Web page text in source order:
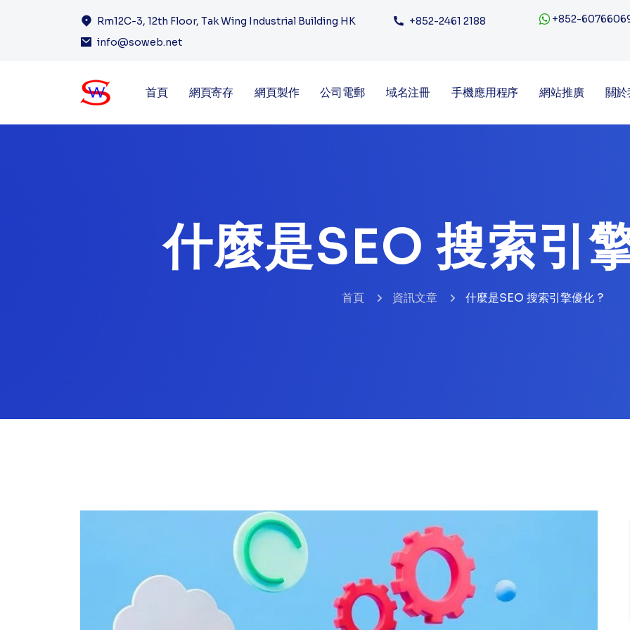
Rm12C-3, 12th Floor, Tak Wing Industrial Building HK +852-2461 2188
+852-
info@soweb.net
首頁 網頁寄存 網頁製作 公司電郵 域名注冊 手機應用程序 網站推廣 關
什麼是SEO 搜索引
首頁 資訊文章 什麼是SEO 搜索引擎優化 ?